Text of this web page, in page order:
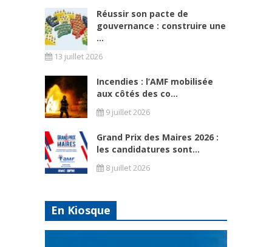
Réussir son pacte de
gouvernance : construire une
...
13 juillet 2026
Incendies : l’AMF mobilisée
aux côtés des co...
9 juillet 2026
Grand Prix des Maires 2026 :
les candidatures sont...
8 juillet 2026
En Kiosque